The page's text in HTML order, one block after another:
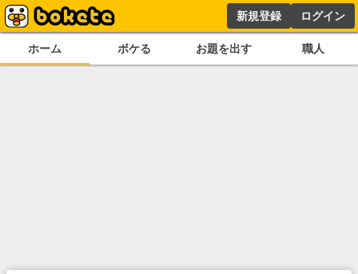
新規登録 ログイン
ホーム ボケる お題を出す 職人